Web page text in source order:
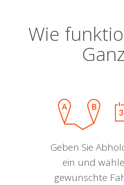
Wie
Geben Sie
ein und
gewünschte